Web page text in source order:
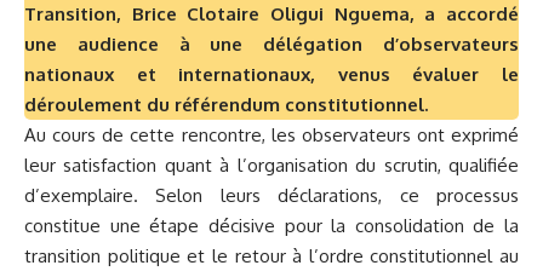
Transition, Brice Clotaire Oligui Nguema, a accordé
une audience à une délégation d’observateurs
nationaux et internationaux, venus évaluer le
déroulement du référendum constitutionnel.
Au cours de cette rencontre, les observateurs ont exprimé
leur satisfaction quant à l’organisation du scrutin, qualifiée
d’exemplaire. Selon leurs déclarations, ce processus
constitue une étape décisive pour la consolidation de la
transition politique et le retour à l’ordre constitutionnel au